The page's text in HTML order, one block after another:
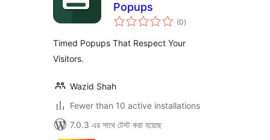
Popups
(0total
ratings
)
Timed Popups That Respect Your
Visitors.
Wazid Shah
Fewer than 10 active installations
7.0.3 এর সাথে টেস্ট করা হয়েছে